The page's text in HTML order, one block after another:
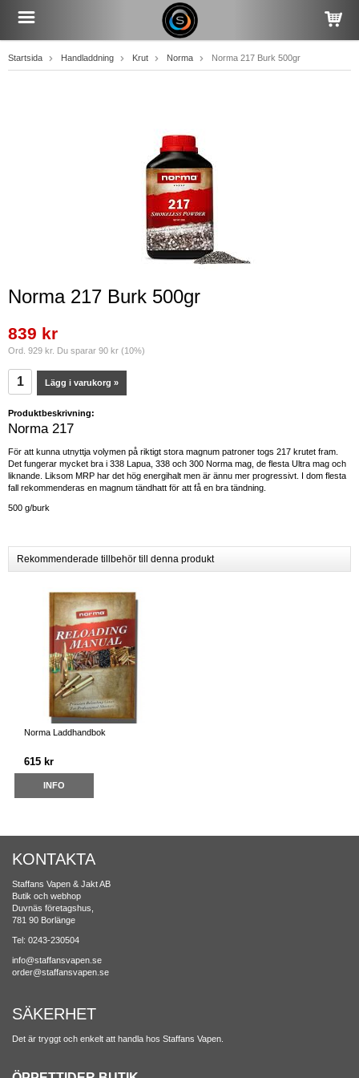
Startsida Handladdning Krut Norma Norma 217 Burk 500gr
Norma 217 Burk 500gr
839 kr
Ord. 929 kr. Du sparar 90 kr (10%)
Lägg i varukorg »
Produktbeskrivning:
Norma 217
För att kunna utnyttja volymen på riktigt stora magnum patroner togs 217 krutet fram.
Det fungerar mycket bra i 338 Lapua, 338 och 300 Norma mag, de flesta Ultra mag och
liknande. Liksom MRP har det hög energihalt men är ännu mer progressivt. I dom flesta
fall rekommenderas en magnum tändhatt för att få en bra tändning.
500 g/burk
Rekommenderade tillbehör till denna produkt
Norma Laddhandbok
615 kr
INFO
KONTAKTA
Staffans Vapen & Jakt AB
Butik och webhop
Duvnäs företagshus,
781 90 Borlänge
Tel: 0243-230504
info@staffansvapen.se
order@staffansvapen.se
SÄKERHET
Det är tryggt och enkelt att handla hos Staffans Vapen.